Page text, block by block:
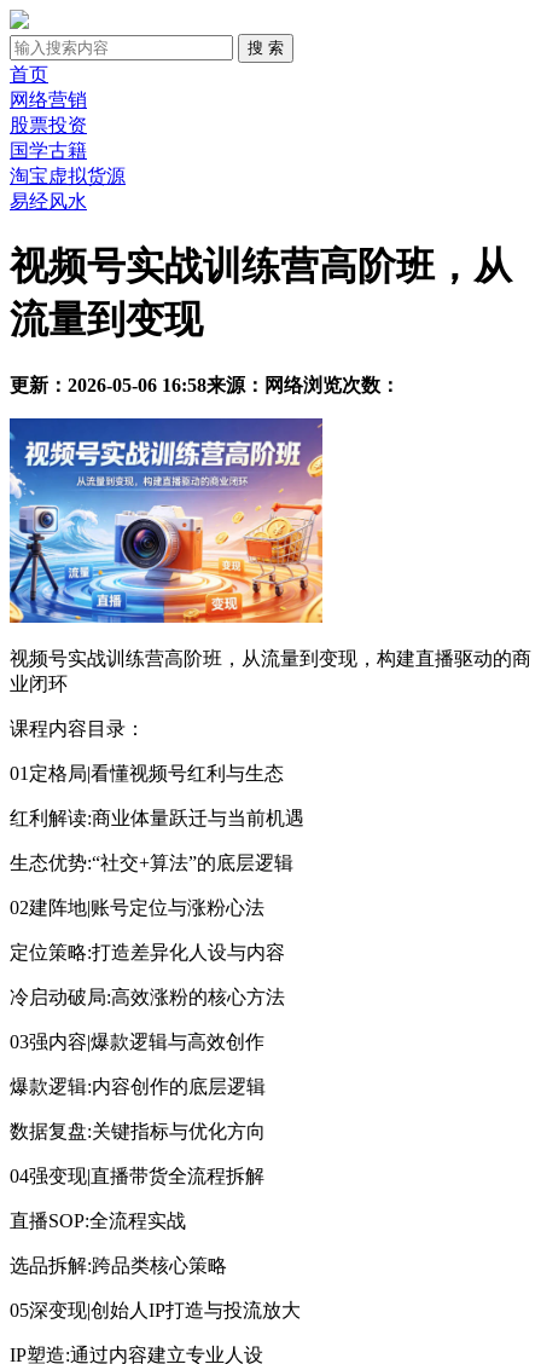
首页
网络营销
股票投资
国学古籍
淘宝虚拟货源
易经风水
视频号实战训练营高阶班，从
流量到变现
更新：2026-05-06 16:58来源：网络浏览次数：
视频号实战训练营高阶班，从流量到变现，构建直播驱动的商
业闭环
课程内容目录：
01定格局|看懂视频号红利与生态
红利解读:商业体量跃迁与当前机遇
生态优势:“社交+算法”的底层逻辑
02建阵地|账号定位与涨粉心法
定位策略:打造差异化人设与内容
冷启动破局:高效涨粉的核心方法
03强内容|爆款逻辑与高效创作
爆款逻辑:内容创作的底层逻辑
数据复盘:关键指标与优化方向
04强变现|直播带货全流程拆解
直播SOP:全流程实战
选品拆解:跨品类核心策略
05深变现|创始人IP打造与投流放大
IP塑造:通过内容建立专业人设